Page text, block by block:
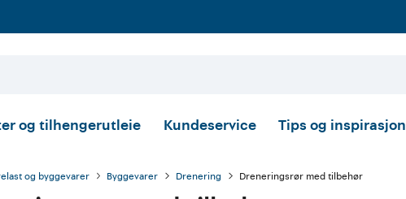
og tilhengerutleie Kundeservice Tips og inspirasjon
og byggevarer Byggevarer Drenering Dreneringsrør med tilbehør